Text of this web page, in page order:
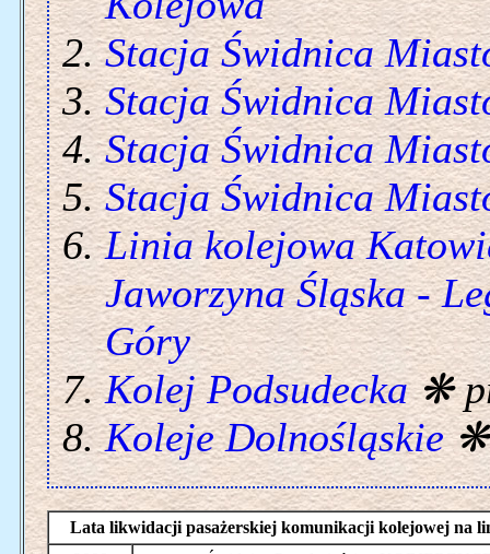
Stacja Świdnica
Stacja Świdnica
Stacja Świdnica
Stacja Świdnica
Linia kolejowa
Jaworzyna Śląska -
Góry
Kolej Podsudecka❋
Koleje Dolnośląskie❋
Lata likwidacji pasażerskiej komunikacji kolejowej na